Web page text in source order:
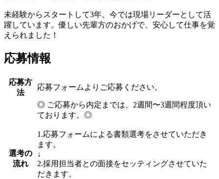
未経験からスタートして3年。今では現場リーダーとして活
躍しています。優しい先輩方のおかげで、安心して仕事を覚
えられました！
応募情報
応募方
法
応募フォームよりご応募ください。
選考の
流れ
◎ ご応募から内定までは、2週間〜3週間程度頂い
ております。◎
1.応募フォームによる書類選考をさせていただき
ます。
↓
2.採用担当者との面接をセッティングさせていた
だきます。